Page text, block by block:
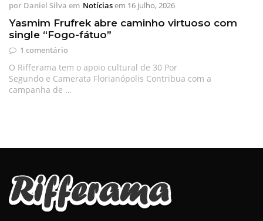
por Daniel Silva em Notíciasem 16 julho, 2026
Yasmim Frufrek abre caminho virtuoso com
single “Fogo-fátuo”
1 comentário
O Rifferama tem o apoio cultural de 30 Por
Segundo e Camerata Florianópolis Contribua com a
campanha de …